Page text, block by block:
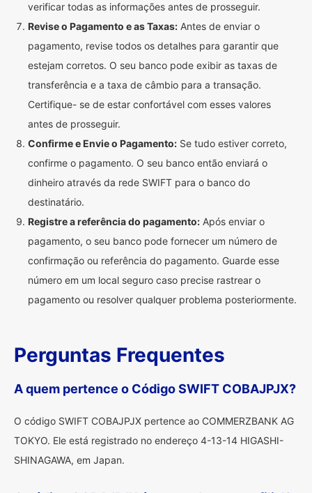
verificar todas as informações antes de prosseguir.
Revise o Pagamento e as Taxas: Antes de enviar o
pagamento, revise todos os detalhes para garantir que
estejam corretos. O seu banco pode exibir as taxas de
transferência e a taxa de câmbio para a transação.
Certifique- se de estar confortável com esses valores
antes de prosseguir.
Confirme e Envie o Pagamento: Se tudo estiver correto,
confirme o pagamento. O seu banco então enviará o
dinheiro através da rede SWIFT para o banco do
destinatário.
Registre a referência do pagamento: Após enviar o
pagamento, o seu banco pode fornecer um número de
confirmação ou referência do pagamento. Guarde esse
número em um local seguro caso precise rastrear o
pagamento ou resolver qualquer problema posteriormente.
Perguntas Frequentes
A quem pertence o Código SWIFT COBAJPJX?
O código SWIFT COBAJPJX pertence ao COMMERZBANK AG
TOKYO. Ele está registrado no endereço 4-13-14 HIGASHI-
SHINAGAWA, em Japan.